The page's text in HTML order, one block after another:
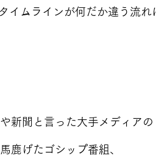
イムラインが何だか違う流れ
新聞と言った大手メディアの
鹿げたゴシップ番組、